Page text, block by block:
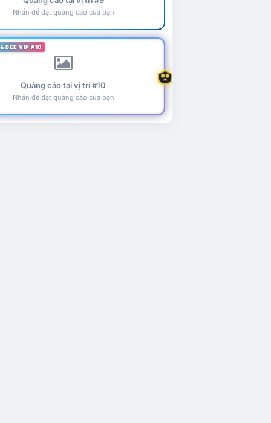
Nhấn để đặt quảng cáo của bạn
BEE VIP #10
Quảng cáo tại vị trí #10
Nhấn để đặt quảng cáo của bạn